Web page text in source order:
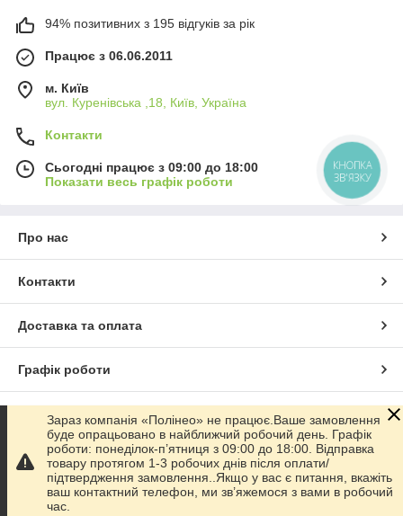
94% позитивних з 195 відгуків за рік
Працює з 06.06.2011
м. Київ
вул. Куренівська ,18, Київ, Україна
Контакти
Сьогодні працює з 09:00 до 18:00
Показати весь графік роботи
Про нас
Контакти
Доставка та оплата
Графік роботи
Повна версія сайту
Сайт створено на маркетплейсі Prom.ua
Політика конфіденційності
Зараз компанія «Полінео» не працює.Ваше замовлення
буде опрацьовано в найближчий робочий день. Графік
роботи: понеділок-п’ятниця з 09:00 до 18:00. Відправка
товару протягом 1-3 робочих днів після оплати/
підтвердження замовлення..Якщо у вас є питання, вкажіть
ваш контактний телефон, ми зв’яжемося з вами в робочий
час.
КНОПКА
ЗВ'ЯЗКУ